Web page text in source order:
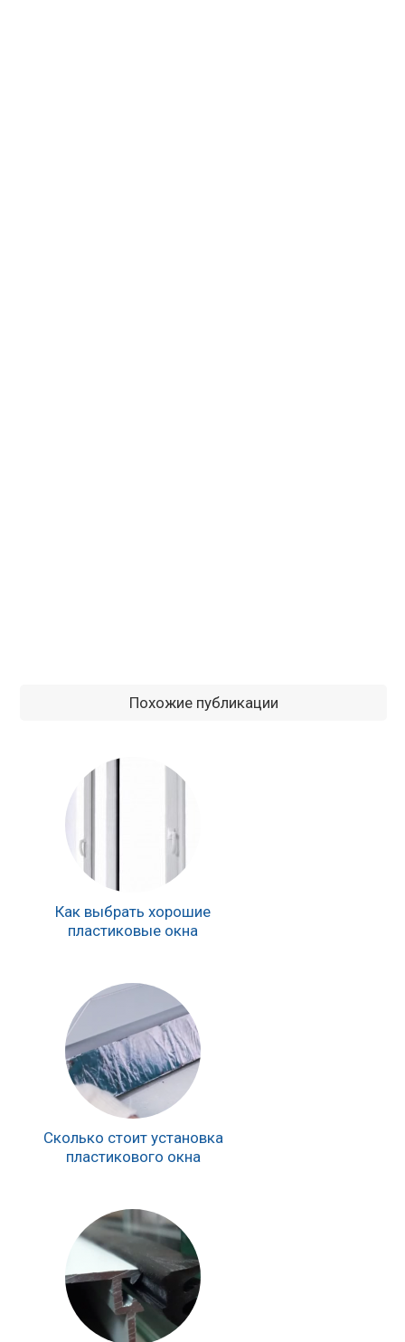
Похожие публикации
Как выбрать хорошие
пластиковые окна
Сколько стоит установка
пластикового окна